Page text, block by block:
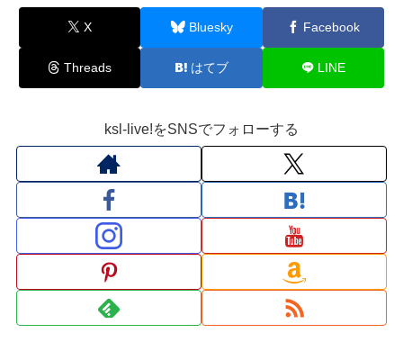
X Bluesky Facebook
Threads はてブ LINE
ksl-live!をSNSでフォローする